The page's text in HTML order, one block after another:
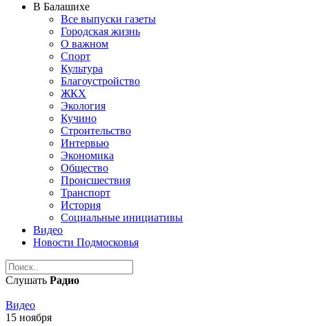
В Балашихе
Все выпуски газеты
Городская жизнь
О важном
Спорт
Культура
Благоустройство
ЖКХ
Экология
Кучино
Строительство
Интервью
Экономика
Общество
Происшествия
Транспорт
История
Социальные инициативы
Видео
Новости Подмосковья
Слушать Радио
Видео
15 ноября